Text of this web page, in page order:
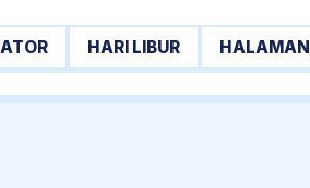
HARI LIBUR HALAMAN